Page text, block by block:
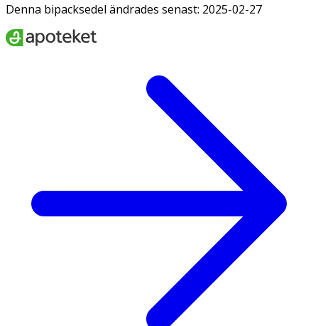
Denna bipacksedel ändrades senast: 2025-02-27